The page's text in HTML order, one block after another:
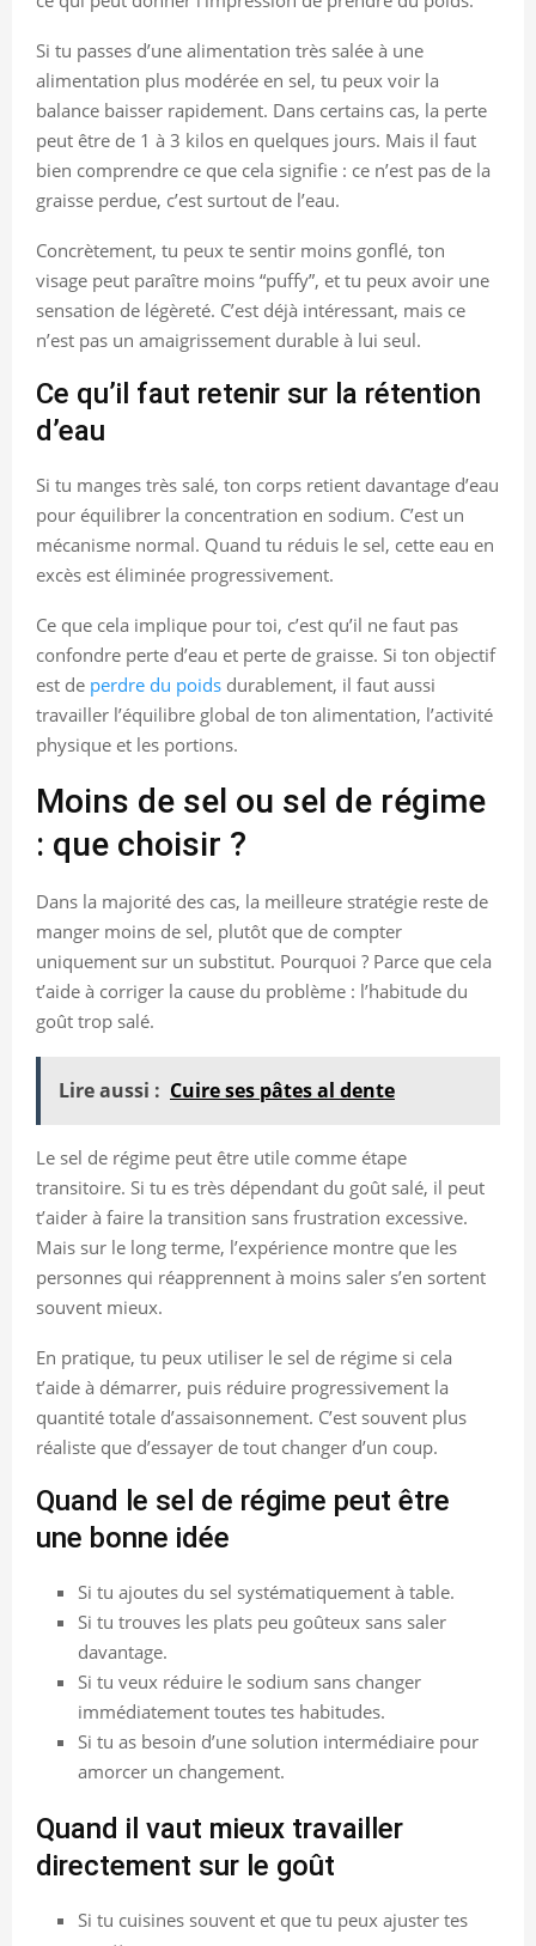
Si tu passes d’une alimentation très salée à une
alimentation plus modérée en sel, tu peux voir la
balance baisser rapidement. Dans certains cas, la perte
peut être de 1 à 3 kilos en quelques jours. Mais il faut
bien comprendre ce que cela signifie : ce n’est pas de la
graisse perdue, c’est surtout de l’eau.
Concrètement, tu peux te sentir moins gonflé, ton
visage peut paraître moins “puffy”, et tu peux avoir une
sensation de légèreté. C’est déjà intéressant, mais ce
n’est pas un amaigrissement durable à lui seul.
Ce qu’il faut retenir sur la rétention
d’eau
Si tu manges très salé, ton corps retient davantage d’eau
pour équilibrer la concentration en sodium. C’est un
mécanisme normal. Quand tu réduis le sel, cette eau en
excès est éliminée progressivement.
Ce que cela implique pour toi, c’est qu’il ne faut pas
confondre perte d’eau et perte de graisse. Si ton objectif
est de perdre du poids durablement, il faut aussi
travailler l’équilibre global de ton alimentation, l’activité
physique et les portions.
Moins de sel ou sel de régime
: que choisir ?
Dans la majorité des cas, la meilleure stratégie reste de
manger moins de sel, plutôt que de compter
uniquement sur un substitut. Pourquoi ? Parce que cela
t’aide à corriger la cause du problème : l’habitude du
goût trop salé.
Lire aussi : Cuire ses pâtes al dente
Le sel de régime peut être utile comme étape
transitoire. Si tu es très dépendant du goût salé, il peut
t’aider à faire la transition sans frustration excessive.
Mais sur le long terme, l’expérience montre que les
personnes qui réapprennent à moins saler s’en sortent
souvent mieux.
En pratique, tu peux utiliser le sel de régime si cela
t’aide à démarrer, puis réduire progressivement la
quantité totale d’assaisonnement. C’est souvent plus
réaliste que d’essayer de tout changer d’un coup.
Quand le sel de régime peut être
une bonne idée
Si tu ajoutes du sel systématiquement à table.
Si tu trouves les plats peu goûteux sans saler
davantage.
Si tu veux réduire le sodium sans changer
immédiatement toutes tes habitudes.
Si tu as besoin d’une solution intermédiaire pour
amorcer un changement.
Quand il vaut mieux travailler
directement sur le goût
Si tu cuisines souvent et que tu peux ajuster tes